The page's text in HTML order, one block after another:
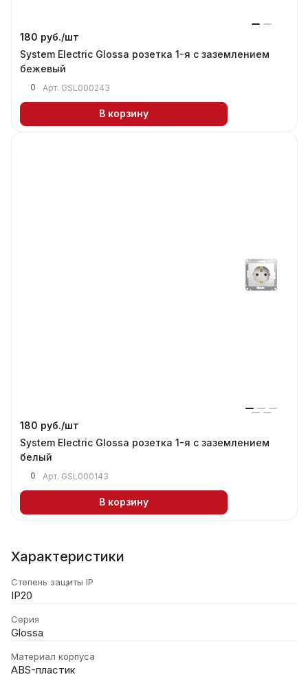
180 руб./шт
System Electric Glossa розетка 1-я с заземлением
бежевый
0 Арт. GSL000243
В корзину
180 руб./шт
System Electric Glossa розетка 1-я с заземлением
белый
0 Арт. GSL000143
В корзину
Характеристики
Степень защиты IP
IP20
Серия
Glossa
Материал корпуса
ABS-пластик